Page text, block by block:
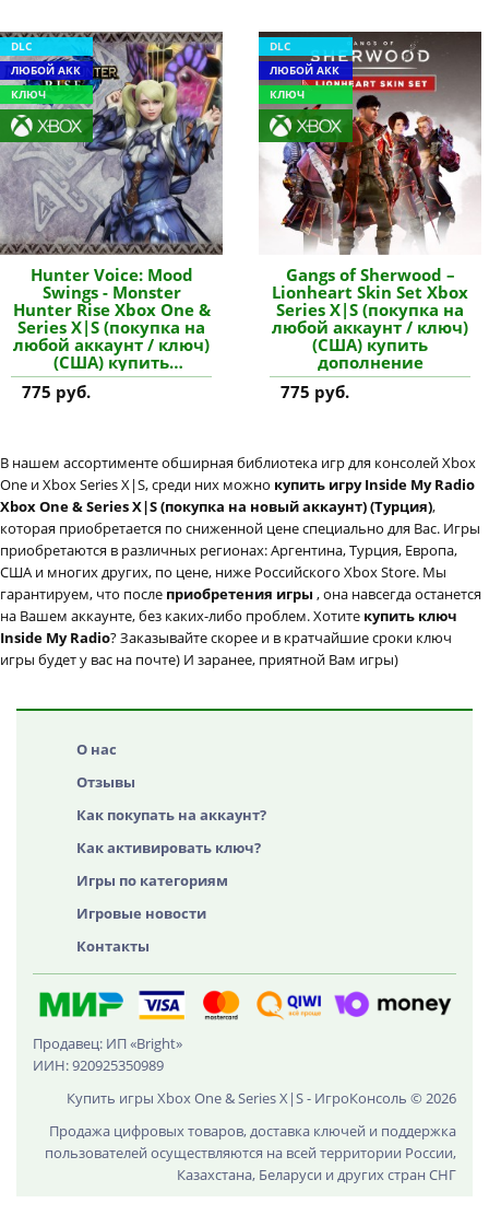
DLC
ЛЮБОЙ АКК
КЛЮЧ
Hunter Voice: Mood
Swings - Monster
Hunter Rise Xbox One &
Series X|S (покупка на
любой аккаунт / ключ)
(США) купить
дополнение
775 руб.
DLC
ЛЮБОЙ АКК
КЛЮЧ
Gangs of Sherwood –
Lionheart Skin Set Xbox
Series X|S (покупка на
любой аккаунт / ключ)
(США) купить
дополнение
775 руб.
В нашем ассортименте обширная библиотека игр для консолей Xbox
One и Xbox Series X|S, среди них можно купить игру Inside My Radio
Xbox One & Series X|S (покупка на новый аккаунт) (Турция),
которая приобретается по сниженной цене специально для Вас. Игры
приобретаются в различных регионах: Аргентина, Турция, Европа,
США и многих других, по цене, ниже Российского Xbox Store. Мы
гарантируем, что после приобретения игры , она навсегда останется
на Вашем аккаунте, без каких-либо проблем. Хотите купить ключ
Inside My Radio? Заказывайте скорее и в кратчайшие сроки ключ
игры будет у вас на почте) И заранее, приятной Вам игры)
О нас
Отзывы
Как покупать на аккаунт?
Как активировать ключ?
Игры по категориям
Игровые новости
Контакты
Продавец: ИП «Bright»
ИИН: 920925350989
Купить игры Xbox One & Series X|S - ИгроКонсоль © 2026
Продажа цифровых товаров, доставка ключей и поддержка
пользователей осуществляются на всей территории России,
Казахстана, Беларуси и других стран СНГ